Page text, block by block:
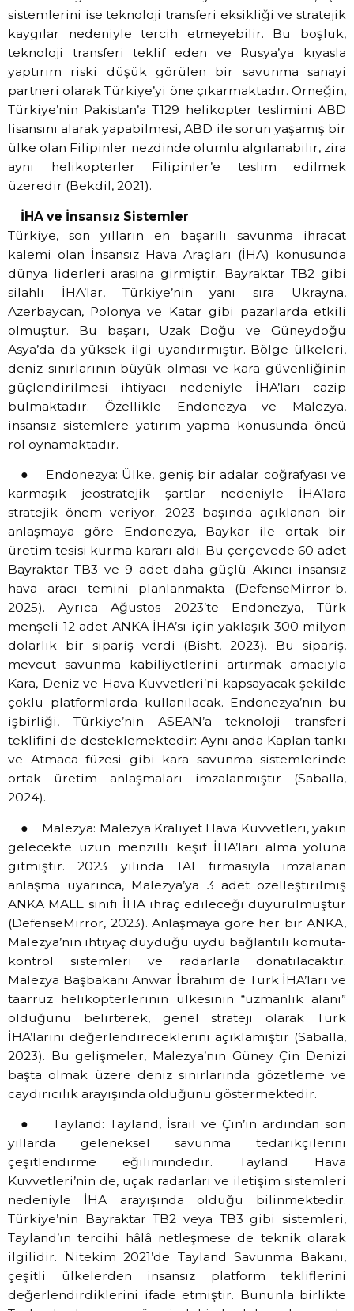
sistemlerini ise teknoloji transferi eksikliği ve stratejik
kaygılar nedeniyle tercih etmeyebilir. Bu boşluk,
teknoloji transferi teklif eden ve Rusya’ya kıyasla
yaptırım riski düşük görülen bir savunma sanayi
partneri olarak Türkiye’yi öne çıkarmaktadır. Örneğin,
Türkiye’nin Pakistan’a T129 helikopter teslimini ABD
lisansını alarak yapabilmesi, ABD ile sorun yaşamış bir
ülke olan Filipinler nezdinde olumlu algılanabilir, zira
aynı helikopterler Filipinler’e teslim edilmek
üzeredir (Bekdil, 2021).
İHA ve İnsansız Sistemler
Türkiye, son yılların en başarılı savunma ihracat
kalemi olan İnsansız Hava Araçları (İHA) konusunda
dünya liderleri arasına girmiştir. Bayraktar TB2 gibi
silahlı İHA’lar, Türkiye’nin yanı sıra Ukrayna,
Azerbaycan, Polonya ve Katar gibi pazarlarda etkili
olmuştur. Bu başarı, Uzak Doğu ve Güneydoğu
Asya’da da yüksek ilgi uyandırmıştır. Bölge ülkeleri,
deniz sınırlarının büyük olması ve kara güvenliğinin
güçlendirilmesi ihtiyacı nedeniyle İHA’ları cazip
bulmaktadır. Özellikle Endonezya ve Malezya,
insansız sistemlere yatırım yapma konusunda öncü
rol oynamaktadır.
● Endonezya: Ülke, geniş bir adalar coğrafyası ve
karmaşık jeostratejik şartlar nedeniyle İHA’lara
stratejik önem veriyor. 2023 başında açıklanan bir
anlaşmaya göre Endonezya, Baykar ile ortak bir
üretim tesisi kurma kararı aldı. Bu çerçevede 60 adet
Bayraktar TB3 ve 9 adet daha güçlü Akıncı insansız
hava aracı temini planlanmakta (DefenseMirror-b,
2025). Ayrıca Ağustos 2023’te Endonezya, Türk
menşeli 12 adet ANKA İHA’sı için yaklaşık 300 milyon
dolarlık bir sipariş verdi (Bisht, 2023). Bu sipariş,
mevcut savunma kabiliyetlerini artırmak amacıyla
Kara, Deniz ve Hava Kuvvetleri’ni kapsayacak şekilde
çoklu platformlarda kullanılacak. Endonezya’nın bu
işbirliği, Türkiye’nin ASEAN’a teknoloji transferi
teklifini de desteklemektedir: Aynı anda Kaplan tankı
ve Atmaca füzesi gibi kara savunma sistemlerinde
ortak üretim anlaşmaları imzalanmıştır (Saballa,
2024).
● Malezya: Malezya Kraliyet Hava Kuvvetleri, yakın
gelecekte uzun menzilli keşif İHA’ları alma yoluna
gitmiştir. 2023 yılında TAI firmasıyla imzalanan
anlaşma uyarınca, Malezya’ya 3 adet özelleştirilmiş
ANKA MALE sınıfı İHA ihraç edileceği duyurulmuştur
(DefenseMirror, 2023). Anlaşmaya göre her bir ANKA,
Malezya’nın ihtiyaç duyduğu uydu bağlantılı komuta-
kontrol sistemleri ve radarlarla donatılacaktır.
Malezya Başbakanı Anwar İbrahim de Türk İHA’ları ve
taarruz helikopterlerinin ülkesinin “uzmanlık alanı”
olduğunu belirterek, genel strateji olarak Türk
İHA’larını değerlendireceklerini açıklamıştır (Saballa,
2023). Bu gelişmeler, Malezya’nın Güney Çin Denizi
başta olmak üzere deniz sınırlarında gözetleme ve
caydırıcılık arayışında olduğunu göstermektedir.
● Tayland: Tayland, İsrail ve Çin’in ardından son
yıllarda geleneksel savunma tedarikçilerini
çeşitlendirme eğilimindedir. Tayland Hava
Kuvvetleri’nin de, uçak radarları ve iletişim sistemleri
nedeniyle İHA arayışında olduğu bilinmektedir.
Türkiye’nin Bayraktar TB2 veya TB3 gibi sistemleri,
Tayland’ın tercihi hâlâ netleşmese de teknik olarak
ilgilidir. Nitekim 2021’de Tayland Savunma Bakanı,
çeşitli ülkelerden insansız platform tekliflerini
değerlendirdiklerini ifade etmiştir. Bununla birlikte